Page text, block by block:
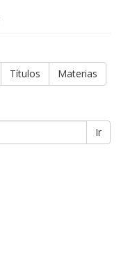
Títulos Materias
Ir